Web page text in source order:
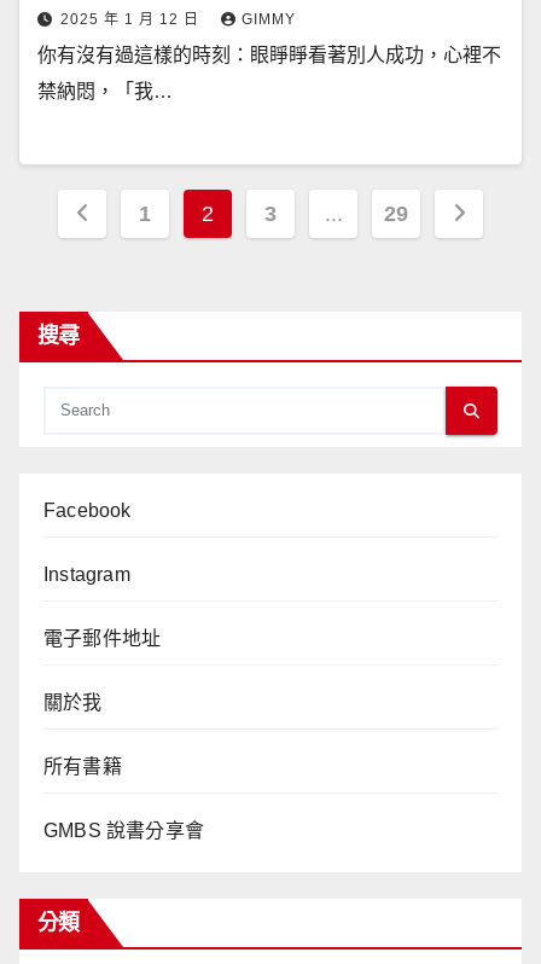
2025 年 1 月 12 日 GIMMY
你有沒有過這樣的時刻：眼睜睜看著別人成功，心裡不
禁納悶，「我…
文
分
頁
1 2 3 ... 29
搜尋
Facebook
Instagram
電子郵件地址
關於我
所有書籍
GMBS 說書分享會
分類